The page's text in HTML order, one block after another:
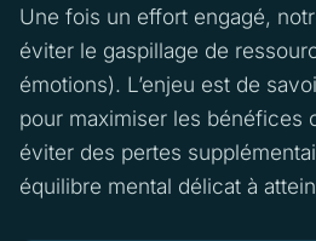
Une fois un effort engagé,
éviter le gaspillage de
émotions). L’enjeu est de
pour maximiser les bénéfices
éviter des pertes
équilibre mental délicat à